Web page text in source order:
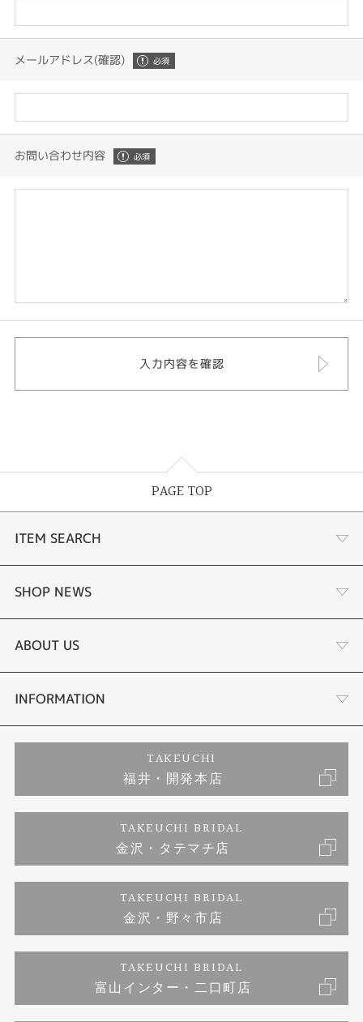
メールアドレス(確認)
お問い合わせ内容
PAGE TOP
ITEM SEARCH
婚約指輪
結婚指輪
セットリング
エタニティリング
婚約ネックレス
SHOP NEWS
サプライズプロポーズ相談室
ダイヤモンドカッターブランド
アフターメンテナンス
富山指輪工房｜手作りペアリング
富山指輪工房｜手作り結婚指輪 and 婚約指輪
富山指輪工房｜手作り婚約指輪プロポーズプラン
ABOUT US
店舗情報
お問い合わせ
INFORMATION
プライバシーポリシー
TAKEUCHI
福井・開発本店
TAKEUCHI BRIDAL
金沢・タテマチ店
TAKEUCHI BRIDAL
金沢・野々市店
TAKEUCHI BRIDAL
富山インター・二口町店